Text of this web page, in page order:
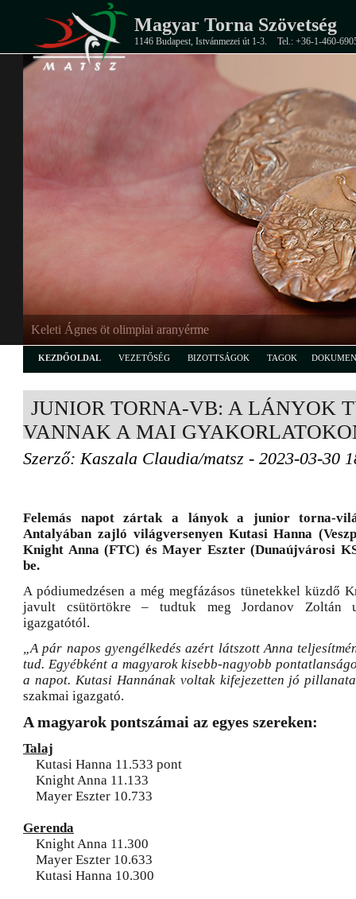
Magyar Torna Szövetség
1146 Budapest, Istvánmezei út 1-3. Tel.: +36-1-460-
Keleti Ágnes öt olimpiai aranyérme
KEZDŐOLDAL VEZETŐSÉG BIZOTTSÁGOK TAGOK
JUNIOR TORNA-VB: A LÁNYOK
VANNAK A MAI
Szerző: Kaszala Claudia/matsz - 2023-03-30
Felemás napot zártak a lányok a junior torna-
Antalyában zajló világversenyen Kutasi Hanna
Knight Anna (FTC) és Mayer Eszter (Dunaújvárosi
be.
A pódiumedzésen a még megfázásos tünetekkel küzdő
javult csütörtökre – tudtuk meg Jordanov Zoltán
igazgatótól.
„A pár napos gyengélkedés azért látszott Anna
tud. Egyébként a magyarok kisebb-nagyobb
a napot. Kutasi Hannának voltak kifejezetten jó
szakmai igazgató.
A magyarok pontszámai az egyes szereken:
Talaj
Kutasi Hanna 11.533 pont
Knight Anna 11.133
Mayer Eszter 10.733
Gerenda
Knight Anna 11.300
Mayer Eszter 10.633
Kutasi Hanna 10.300